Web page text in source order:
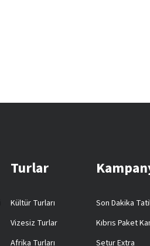
Turlar
Kültür Turları
Vizesiz Turlar
Afrika Turları
Son Dakika
Kıbrıs Paket
Setur Extra